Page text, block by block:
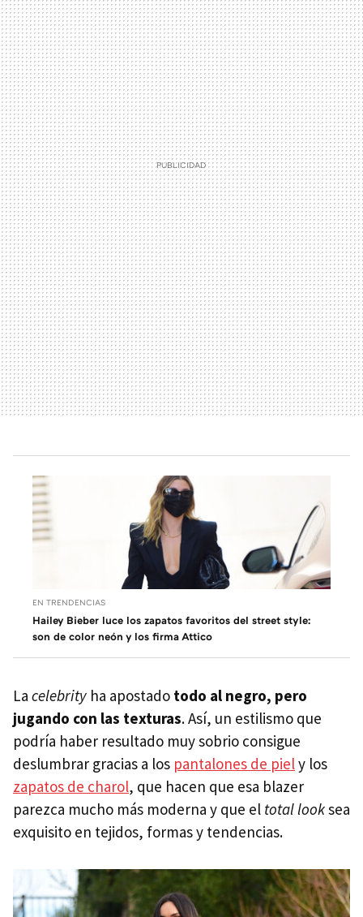
EN TRENDENCIAS
Hailey Bieber luce los zapatos favoritos del street style:
son de color neón y los firma Attico
La celebrity ha apostado todo al negro, pero
jugando con las texturas. Así, un estilismo que
podría haber resultado muy sobrio consigue
deslumbrar gracias a los pantalones de piely los
zapatos de charol, que hacen que esa blazer
parezca mucho más moderna y que el total looksea
exquisito en tejidos, formas y tendencias.